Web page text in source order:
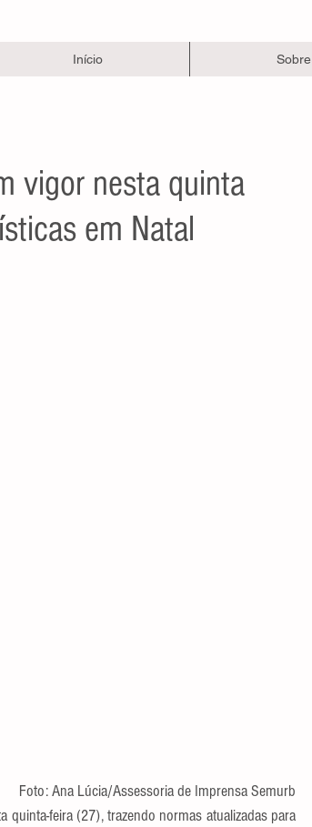
Início Sobre
vigor nesta quinta
em Natal
Foto: Ana Lúcia/Assessoria de Imprensa Semurb
quinta-feira (27), trazendo normas atualizadas para